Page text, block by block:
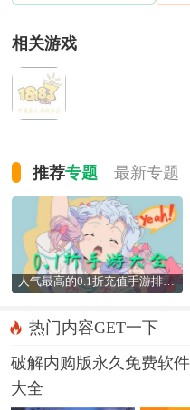
相关游戏
推荐专题 最新专题
人气最高的0.1折充值手游排行榜
热门内容GET一下
破解内购版永久免费软
大全